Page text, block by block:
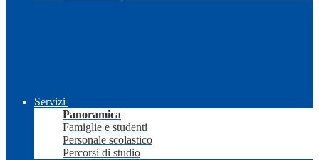
Servizi
Panoramica
Famiglie e studenti
Personale scolastico
Percorsi di studio